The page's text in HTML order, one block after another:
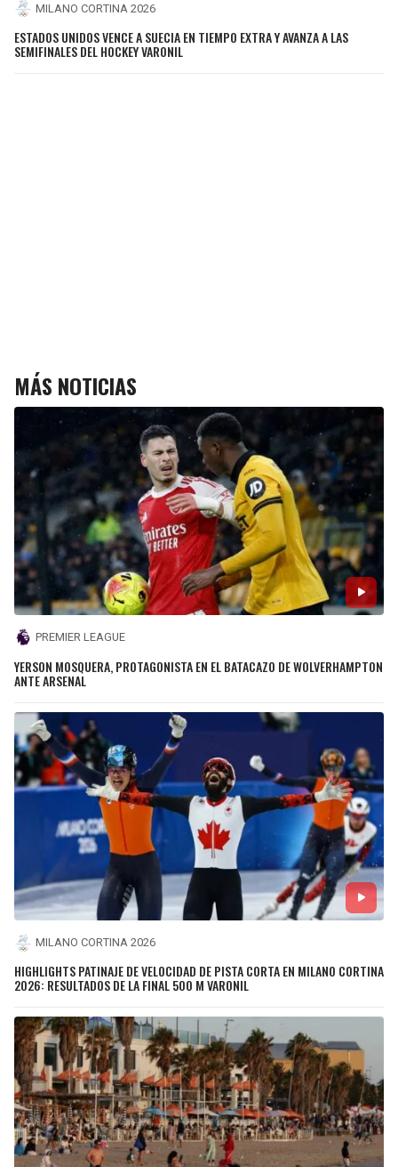
MILANO CORTINA 2026
ESTADOS UNIDOS VENCE A SUECIA EN TIEMPO EXTRA Y AVANZA A LAS
SEMIFINALES DEL HOCKEY VARONIL
MÁS NOTICIAS
PREMIER LEAGUE
YERSON MOSQUERA, PROTAGONISTA EN EL BATACAZO DE WOLVERHAMPTON
ANTE ARSENAL
MILANO CORTINA 2026
HIGHLIGHTS PATINAJE DE VELOCIDAD DE PISTA CORTA EN MILANO CORTINA
2026: RESULTADOS DE LA FINAL 500 M VARONIL